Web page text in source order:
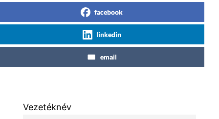
facebook
linkedin
email
Vezetéknév